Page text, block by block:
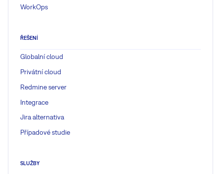
WorkOps
ŘEŠENÍ
Globalní cloud
Privátní cloud
Redmine server
Integrace
Jira alternativa
Případové studie
SLUŽBY